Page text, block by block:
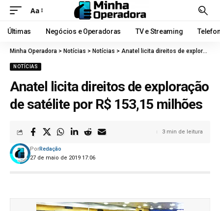
Aa
Últimas Negócios e Operadoras TV e Streaming
Minha Operadora > Notícias > Notícias > Anatel licita direitos de exploração de satélite por R$ 153,15 milhões
NOTÍCIAS
Anatel licita direitos de exploração
de satélite por R$ 153,15 milhões
27 de maio de 2019 17:06
PorRedação
3 min de leitura